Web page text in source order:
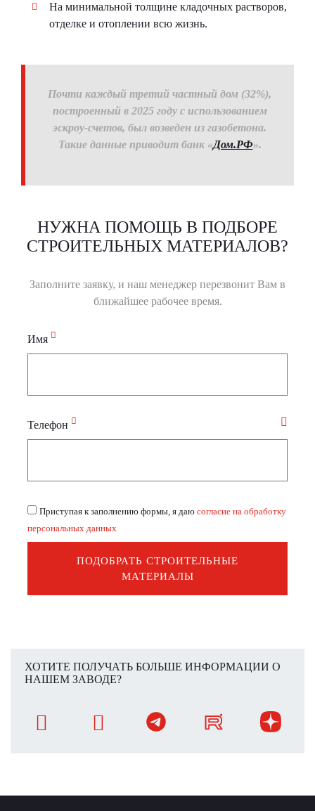
На минимальной толщине кладочных растворов,
отделке и отоплении всю жизнь.
Почти каждый третий частный дом (32%),
построенный в 2025 году с использованием
эскроу-счетов, был возведен из газобетона.
Такие данные приводит банк «Дом.РФ».
НУЖНА ПОМОЩЬ В ПОДБОРЕ
СТРОИТЕЛЬНЫХ МАТЕРИАЛОВ?
Заполните заявку, и наш менеджер перезвонит Вам в
ближайшее рабочее время.
Имя
Телефон
Приступая к заполнению формы, я даю согласие на обработку
персональных данных
ПОДОБРАТЬ СТРОИТЕЛЬНЫЕ
МАТЕРИАЛЫ
ХОТИТЕ ПОЛУЧАТЬ БОЛЬШЕ ИНФОРМАЦИИ О
НАШЕМ ЗАВОДЕ?